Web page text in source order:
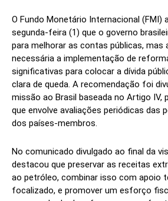
O Fundo Monetário Internacional (FMI)
segunda-feira (1) que o governo
para melhorar as contas públicas, mas
necessária a implementação de
significativas para colocar a dívida
clara de queda. A recomendação foi
missão ao Brasil baseada no Artigo IV,
que envolve avaliações periódicas das
dos países-membros.
No comunicado divulgado ao final da
destacou que preservar as receitas
ao petróleo, combinar isso com apoio
focalizado, e promover um esforço